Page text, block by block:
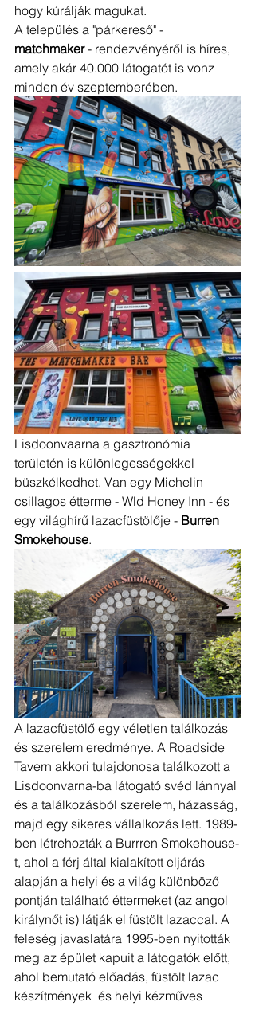
hogy kúrálják magukat.
A település a "párkereső" -
matchmaker - rendezvényéről is híres,
amely akár 40.000 látogatót is vonz
minden év szeptemberében.
Lisdoonvaarna a gasztronómia
területén is különlegességekkel
büszkélkedhet. Van egy Michelin
csillagos étterme - Wld Honey Inn - és
egy világhírű lazacfüstölője - Burren
Smokehouse.
A lazacfüstölő egy véletlen találkozás
és szerelem eredménye. A Roadside
Tavern akkori tulajdonosa találkozott a
Lisdoonvarna-ba látogató svéd lánnyal
és a találkozásból szerelem, házasság,
majd egy sikeres vállalkozás lett. 1989-
ben létrehozták a Burrren Smokehouse-
t, ahol a férj által kialakított eljárás
alapján a helyi és a világ különböző
pontján található éttermeket (az angol
királynőt is) látják el füstölt lazaccal. A
feleség javaslatára 1995-ben nyitották
meg az épület kapuit a látogatók előtt,
ahol bemutató előadás, füstölt lazac
készítmények  és helyi kézműves